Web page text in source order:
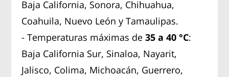
Baja California, Sonora, Chihuahua,
Coahuila, Nuevo León y Tamaulipas.
- Temperaturas máximas de35 a 40 °C:
Baja California Sur, Sinaloa, Nayarit,
Jalisco, Colima, Michoacán, Guerrero,